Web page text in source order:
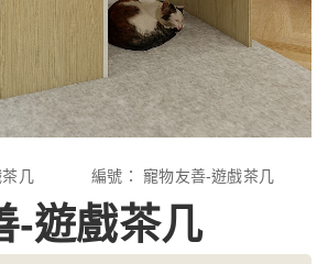
几 編號：寵物友善-遊戲茶几
-遊戲茶几